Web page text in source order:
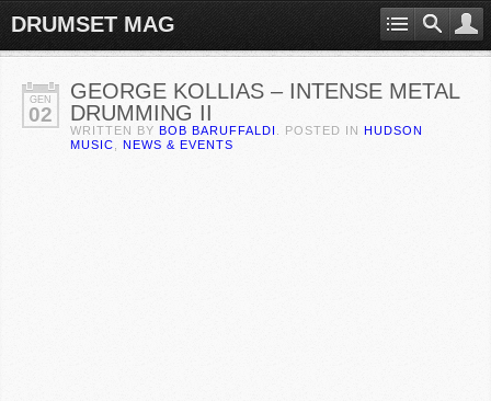
DRUMSET MAG
GEN
02
GEORGE KOLLIAS – INTENSE METAL
DRUMMING II
WRITTEN BY BOB BARUFFALDI . POSTED IN HUDSON
MUSIC
NEWS & EVENTS